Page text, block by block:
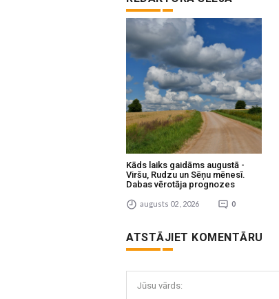
Kāds laiks gaidāms augustā -
Viršu, Rudzu un Sēņu mēnesī.
Dabas vērotāja prognozes
augusts 02 , 2026 0
ATSTĀJIET KOMENTĀRU
Jūsu vārds: